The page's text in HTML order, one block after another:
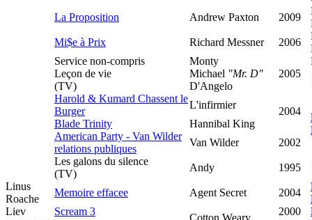
La Proposition
Andrew Paxton 2009
Mi$e à Prix
Richard Messner 2006
Service non-compris
Monty
2005
Leçon de vie
(TV)
Michael "Mr. D"
D'Angelo
Harold & Kumard Chassent le
Burger
L'infirmier
2004
Blade Trinity
Hannibal King
American Party - Van Wilder
relations publiques
Van Wilder
2002
Les galons du silence
(TV)
Andy 1995
Linus
Roache
Memoire effacee Agent Secret 2004
Liev
Scream 3
Cotton Weary
2000